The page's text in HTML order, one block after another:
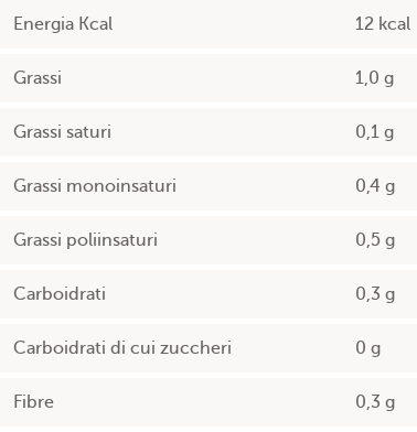
Energia Kcal 12 kcal
Grassi 1,0 g
Grassi saturi 0,1 g
Grassi monoinsaturi 0,4 g
Grassi poliinsaturi 0,5 g
Carboidrati 0,3 g
Carboidrati di cui zuccheri 0 g
Fibre 0,3 g